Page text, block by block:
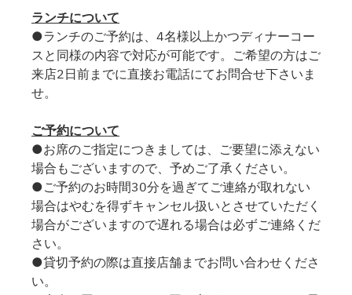
ランチについて
●ランチのご予約は、4名様以上かつディナーコー
スと同様の内容で対応が可能です。ご希望の方はご
来店2日前までに直接お電話にてお問合せ下さいま
せ。
ご予約について
●お席のご指定につきましては、ご要望に添えない
場合もございますので、予めご了承ください。
●ご予約のお時間30分を過ぎてご連絡が取れない
場合はやむを得ずキャンセル扱いとさせていただく
場合がございますので遅れる場合は必ずご連絡くだ
さい。
●貸切予約の際は直接店舗までお問い合わせくださ
い。